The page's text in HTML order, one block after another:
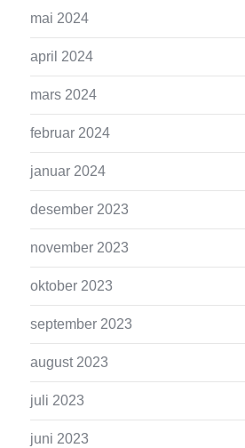
mai 2024
april 2024
mars 2024
februar 2024
januar 2024
desember 2023
november 2023
oktober 2023
september 2023
august 2023
juli 2023
juni 2023